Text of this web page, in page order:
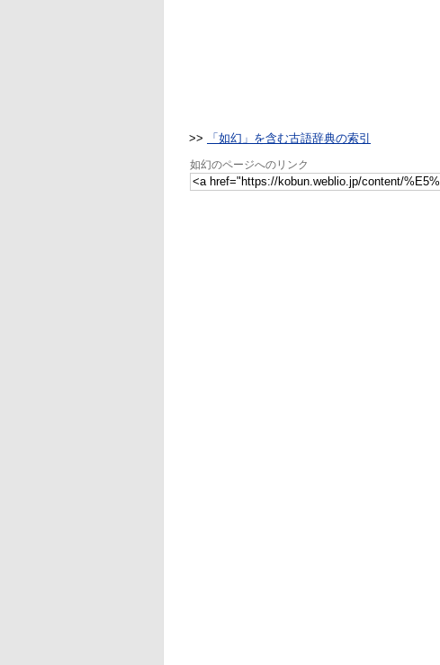
>> 「如幻」を含む古語辞典の索引
如幻のページへのリンク